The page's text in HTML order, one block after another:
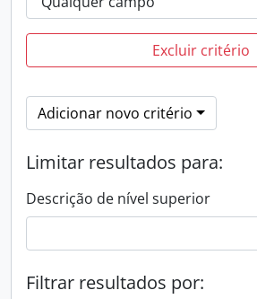
Excluir critério
Adicionar novo critério
Limitar resultados para:
Descrição de nível superior
Filtrar resultados por: